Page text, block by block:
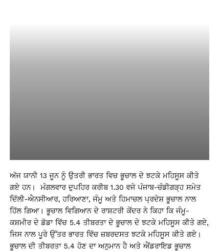
ਅੱਜ ਯਾਨੀ 13 ਜੂਨ ਨੂੰ ਉਤਰੀ ਭਾਰਤ ਵਿਚ ਭੂਚਾਲ ਦੇ ਝਟਕੇ ਮਹਿਸੂਸ ਕੀਤੇ
ਗਏ ਹਨ। ਮੰਗਲਵਾਰ ਦੁਪਹਿਰ ਕਰੀਬ 1.30 ਵਜੇ ਪੰਜਾਬ-ਚੰਡੀਗੜ੍ਹ ਸਮੇਤ
ਦਿੱਲੀ-ਐਨਸੀਆਰ, ਹਰਿਆਣਾ, ਜੰਮੂ ਅਤੇ ਹਿਮਾਚਲ ਪ੍ਰਦੇਸ਼ ਭੂਚਾਲ ਨਾਲ
ਹਿੱਲ ਗਿਆ। ਭੂਚਾਲ ਵਿਗਿਆਨ ਦੇ ਰਾਸ਼ਟਰੀ ਕੇਂਦਰ ਨੇ ਕਿਹਾ ਕਿ ਜੰਮੂ-
ਕਸ਼ਮੀਰ ਦੇ ਡੋਡਾ ਵਿੱਚ 5.4 ਤੀਬਰਤਾ ਦੇ ਭੂਚਾਲ ਦੇ ਝਟਕੇ ਮਹਿਸੂਸ ਕੀਤੇ ਗਏ,
ਜਿਸ ਨਾਲ ਪੂਰੇ ਉੱਤਰ ਭਾਰਤ ਵਿੱਚ ਜ਼ਬਰਦਸਤ ਝਟਕੇ ਮਹਿਸੂਸ ਕੀਤੇ ਗਏ।
ਭੂਚਾਲ ਦੀ ਤੀਬਰਤਾ 5.4 ਹੋਣ ਦਾ ਅਨੁਮਾਨ ਹੈ ਅਤੇ ਐਂਡਰਾਇਡ ਭੂਚਾਲ